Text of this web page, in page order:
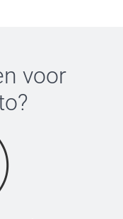
voor
?